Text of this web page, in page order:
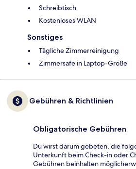
Schreibtisch
Kostenloses WLAN
Sonstiges
Tägliche Zimmerreinigung
Zimmersafe in Laptop-Größe
Gebühren & Richtlinien
Obligatorische Gebühren
Du wirst darum gebeten, die
Unterkunft beim Check-in oder
Gebühren beinhalten